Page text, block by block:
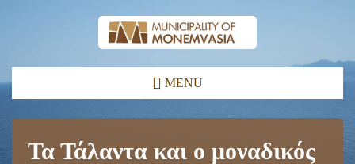
MENU
Τα Τάλαντα και ο μοναδικός